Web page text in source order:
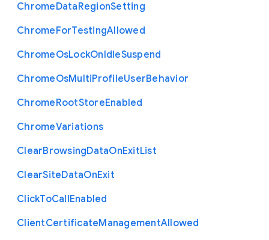
ChromeDataRegionSetting
ChromeForTestingAllowed
ChromeOsLockOnIdleSuspend
ChromeOsMultiProfileUserBehavior
ChromeRootStoreEnabled
ChromeVariations
ClearBrowsingDataOnExitList
ClearSiteDataOnExit
ClickToCallEnabled
ClientCertificateManagementAllowed